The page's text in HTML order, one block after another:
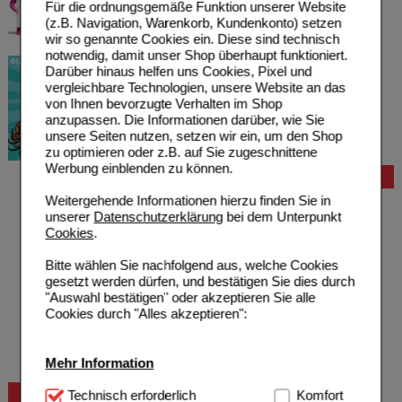
Für die ordnungsgemäße Funktion unserer Website
(z.B. Navigation, Warenkorb, Kundenkonto) setzen
wir so genannte Cookies ein. Diese sind technisch
notwendig, damit unser Shop überhaupt funktioniert.
Darüber hinaus helfen uns Cookies, Pixel und
vergleichbare Technologien, unsere Website an das
von Ihnen bevorzugte Verhalten im Shop
anzupassen. Die Informationen darüber, wie Sie
unsere Seiten nutzen, setzen wir ein, um den Shop
zu optimieren oder z.B. auf Sie zugeschnittene
Werbung einblenden zu können.
Weitergehende Informationen hierzu finden Sie in
unserer Datenschutzerklärungbei dem Unterpunkt
Cookies.
Bitte wählen Sie nachfolgend aus, welche Cookies
gesetzt werden dürfen, und bestätigen Sie dies durch
"Auswahl bestätigen" oder akzeptieren Sie alle
Cookies durch "Alles akzeptieren":
Mehr Information
Technisch Notwendig:Hierbei handelt es sich um
Technisch erforderlich Komfort
Bestellung
Hilfe zur Anmeldung
Hilfe zum Bestellvorgang
Freiumschläge anfordern
Freiumschläge downloaden
Auslandsbestellung
Reklamation
Beratung und Service